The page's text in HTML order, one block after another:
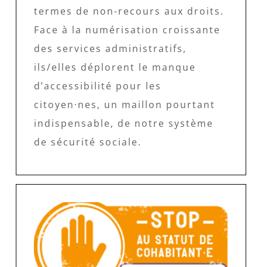
termes de non-recours aux droits.
Face à la numérisation croissante
des services administratifs,
ils/elles déplorent le manque
d’accessibilité pour les
citoyen·nes, un maillon pourtant
indispensable, de notre système
de sécurité sociale.